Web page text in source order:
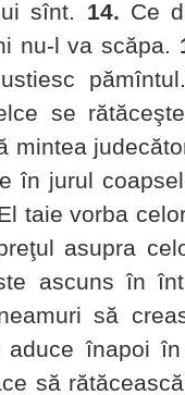
sînt. 14. Ce
nu-l va scăpa.
se
mintea
în jurul
taie vorba
asupra
ascuns în
să
înapoi
să